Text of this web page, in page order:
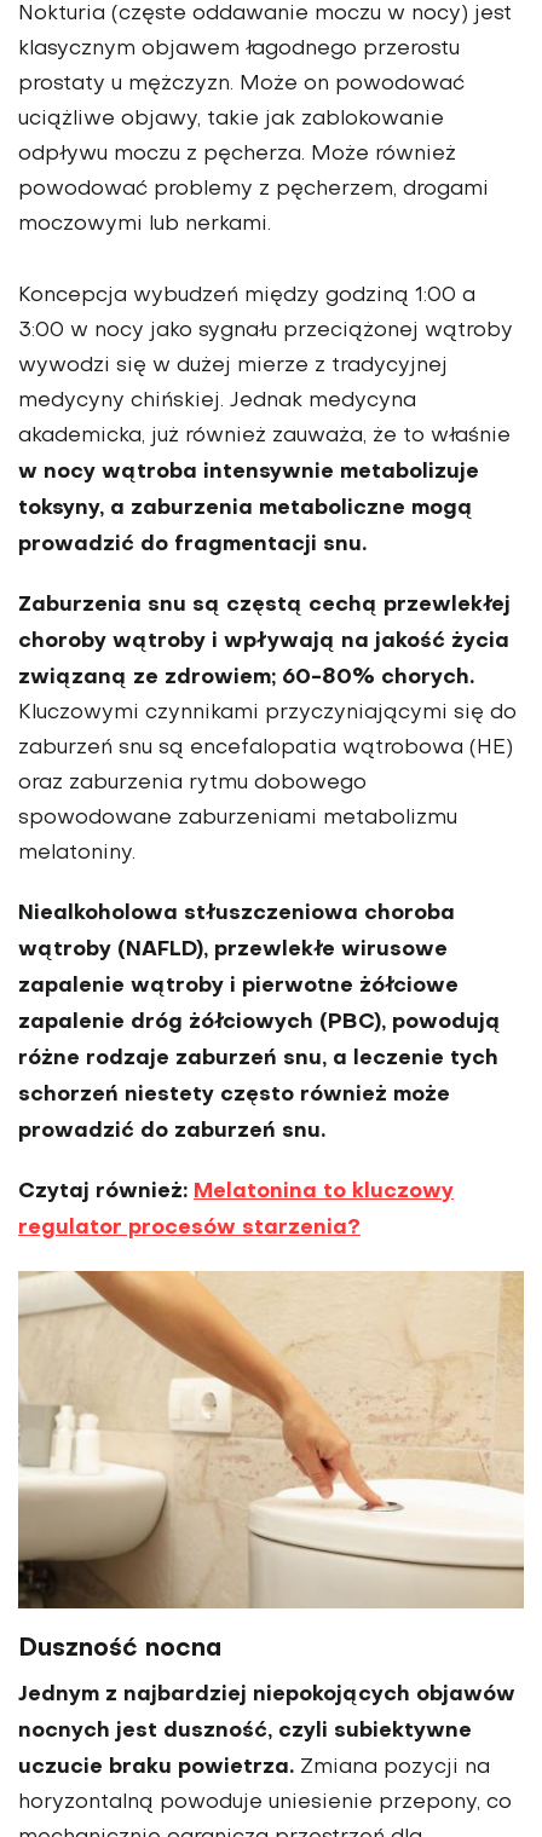
Nokturia (częste oddawanie moczu w nocy) jest
klasycznym objawem łagodnego przerostu
prostaty u mężczyzn. Może on powodować
uciążliwe objawy, takie jak zablokowanie
odpływu moczu z pęcherza. Może również
powodować problemy z pęcherzem, drogami
moczowymi lub nerkami.
Koncepcja wybudzeń między godziną 1:00 a
3:00 w nocy jako sygnału przeciążonej wątroby
wywodzi się w dużej mierze z tradycyjnej
medycyny chińskiej. Jednak medycyna
akademicka, już również zauważa, że to właśnie
w nocy wątroba intensywnie metabolizuje
toksyny, a zaburzenia metaboliczne mogą
prowadzić do fragmentacji snu.
Zaburzenia snu są częstą cechą przewlekłej
choroby wątroby i wpływają na jakość życia
związaną ze zdrowiem; 60-80% chorych.
Kluczowymi czynnikami przyczyniającymi się do
zaburzeń snu są encefalopatia wątrobowa (HE)
oraz zaburzenia rytmu dobowego
spowodowane zaburzeniami metabolizmu
melatoniny.
Niealkoholowa stłuszczeniowa choroba
wątroby (NAFLD), przewlekłe wirusowe
zapalenie wątroby i pierwotne żółciowe
zapalenie dróg żółciowych (PBC), powodują
różne rodzaje zaburzeń snu, a leczenie tych
schorzeń niestety często również może
prowadzić do zaburzeń snu.
Czytaj również: Melatonina to kluczowy
regulator procesów starzenia?
Duszność nocna
Jednym z najbardziej niepokojących objawów
nocnych jest duszność, czyli subiektywne
uczucie braku powietrza. Zmiana pozycji na
horyzontalną powoduje uniesienie przepony, co